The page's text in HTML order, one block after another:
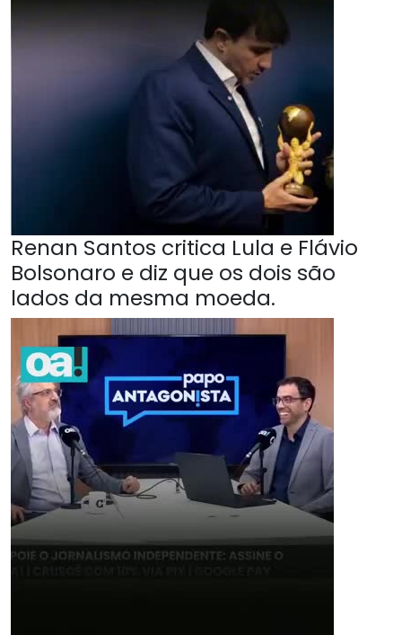
Renan Santos critica Lula e Flávio
Bolsonaro e diz que os dois são
lados da mesma moeda.